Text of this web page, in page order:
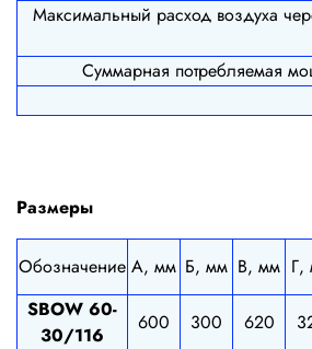
Максимальный расход воздуха
Суммарная потребляемая
Размеры
Обозначение А, мм Б, мм В, мм Г,
SBOW 60-
30/116
600 300 620